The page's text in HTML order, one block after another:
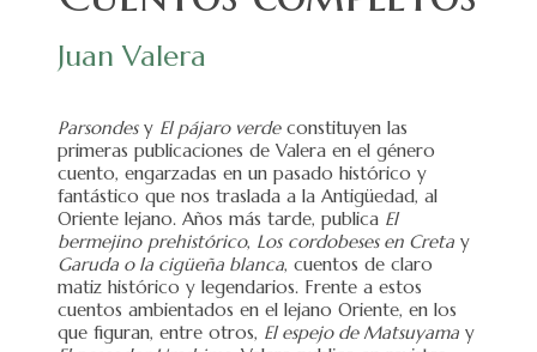
Juan Valera
Parsondesy El pájaro verdeconstituyen las
primeras publicaciones de Valera en el género
cuento, engarzadas en un pasado histórico y
fantástico que nos traslada a la Antigüedad, al
Oriente lejano. Años más tarde, publica El
bermejino prehistórico, Los cordobeses en Creta y
Garuda o la cigüeña blanca, cuentos de claro
matiz histórico y legendarios. Frente a estos
cuentos ambientados en el lejano Oriente, en los
que figuran, entre otros, El espejo de Matsuyama y